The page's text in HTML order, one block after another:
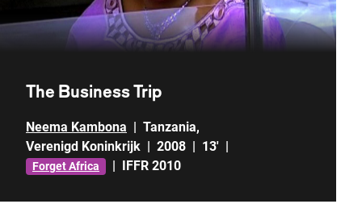
The Business Trip
Neema Kambona | Tanzania,
Verenigd Koninkrijk | 2008 | 13' |
Forget Africa | IFFR 2010